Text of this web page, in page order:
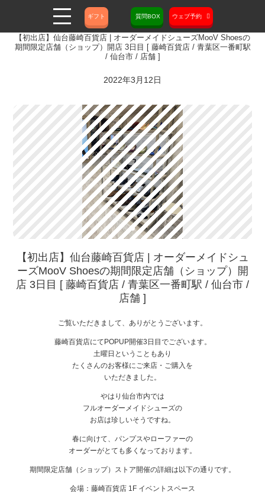
ギフト 質問BOX ウェブ予約
【初出店】仙台藤崎百貨店 | オーダーメイドシューズMooV Shoesの
期間限定店舗（ショップ）開店 3日目 [ 藤崎百貨店 / 青葉区一番町駅
/ 仙台市 / 店舗 ]
2022年3月12日
【初出店】仙台藤崎百貨店 | オーダーメイドシュ
ーズMooV Shoesの期間限定店舗（ショップ）開
店 3日目 [ 藤崎百貨店 / 青葉区一番町駅 / 仙台市 /
店舗 ]
ご覧いただきまして、ありがとうございます。
藤崎百貨店にてPOPUP開催3日目でございます。
土曜日ということもあり
たくさんのお客様にご来店・ご購入を
いただきました。
やはり仙台市内では
フルオーダーメイドシューズの
お店は珍しいそうですね。
春に向けて、パンプスやローファーの
オーダーがとても多くなっております。
期間限定店舗（ショップ）ストア開催の詳細は以下の通りです。
会場：藤崎百貨店 1F イベントスペース